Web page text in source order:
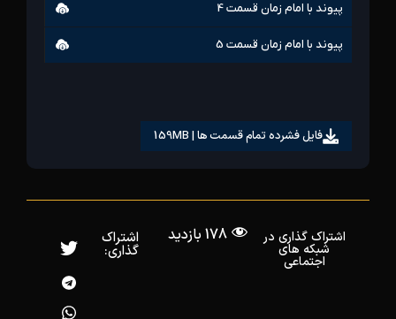
پیوند با امام زمان قسمت 4
پیوند با امام زمان قسمت 5
فایل فشرده تمام قسمت ها | 159MB
اشتراک گذاری در
شبکه های
اجتماعی
178 بازدید اشتراک
گذاری: